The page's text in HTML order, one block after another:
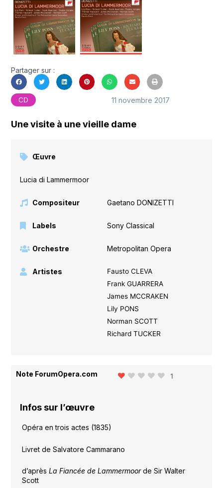
Partager sur :
CD 11 novembre 2017
Une visite à une vieille dame
Œuvre
Lucia di Lammermoor
Compositeur Gaetano DONIZETTI
Labels Sony Classical
Orchestre Metropolitan Opera
Artistes
Fausto CLEVA
Frank GUARRERA
James MCCRAKEN
Lily PONS
Norman SCOTT
Richard TUCKER
Note ForumOpera.com 1
Infos sur l’œuvre
Opéra en trois actes (1835)
Livret de Salvatore Cammarano
d’après La Fiancée de Lammermoorde Sir Walter
Scott